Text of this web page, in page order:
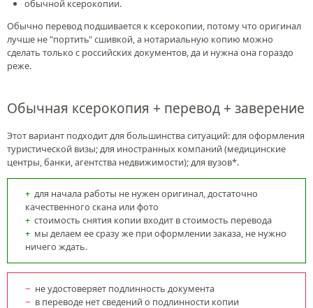
обычной ксерокопии.
Обычно перевод подшивается к ксерокопии, потому что оригинал
лучше не "портить" сшивкой, а нотариальную копию можно
сделать только с российских документов, да и нужна она гораздо
реже.
Обычная ксерокопия + перевод + заверение
Этот вариант подходит для большинства ситуаций: для оформления
туристической визы; для иностранных компаний (медицинские
центры, банки, агентства недвижимости); для вузов*.
для начала работы не нужен оригинал, достаточно
качественного скана или фото
стоимость снятия копии входит в стоимость перевода
мы делаем ее сразу же при оформлении заказа, не нужно
ничего ждать.
не удостоверяет подлинность документа
в переводе нет сведений о подлинности копии